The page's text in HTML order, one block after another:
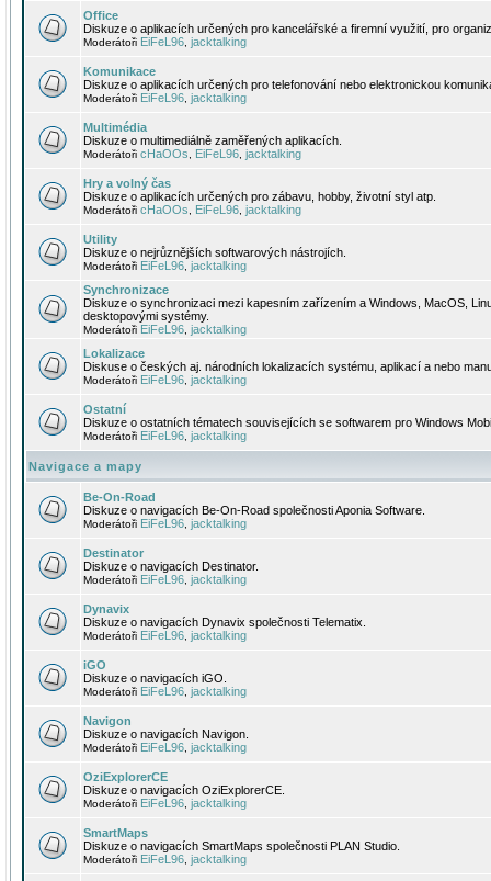
Office
Diskuze o aplikacích určených pro kancelářské a firemní využití, pro
Moderátoři EiFeL96 jacktalking
Komunikace
Diskuze o aplikacích určených pro telefonování nebo elektronickou
Moderátoři EiFeL96 jacktalking
Multimédia
Diskuze o multimediálně zaměřených aplikacích.
Moderátoři cHaOOs EiFeL96 jacktalking
Hry a volný čas
Diskuze o aplikacích určených pro zábavu, hobby, životní styl atp.
Moderátoři cHaOOs EiFeL96 jacktalking
Utility
Diskuze o nejrůznějších softwarových nástrojích.
Moderátoři EiFeL96 jacktalking
Synchronizace
Diskuze o synchronizaci mezi kapesním zařízením a Windows, MacOS,
desktopovými systémy.
Moderátoři EiFeL96 jacktalking
Lokalizace
Diskuse o českých aj. národních lokalizacích systému, aplikací a nebo
Moderátoři EiFeL96 jacktalking
Ostatní
Diskuze o ostatních tématech souvisejících se softwarem pro Windows
Moderátoři EiFeL96 jacktalking
Navigace a mapy
Be-On-Road
Diskuze o navigacích Be-On-Road společnosti Aponia Software.
Moderátoři EiFeL96 jacktalking
Destinator
Diskuze o navigacích Destinator.
Moderátoři EiFeL96 jacktalking
Dynavix
Diskuze o navigacích Dynavix společnosti Telematix.
Moderátoři EiFeL96 jacktalking
iGO
Diskuze o navigacích iGO.
Moderátoři EiFeL96 jacktalking
Navigon
Diskuze o navigacích Navigon.
Moderátoři EiFeL96 jacktalking
OziExplorerCE
Diskuze o navigacích OziExplorerCE.
Moderátoři EiFeL96 jacktalking
SmartMaps
Diskuze o navigacích SmartMaps společnosti PLAN Studio.
Moderátoři EiFeL96 jacktalking